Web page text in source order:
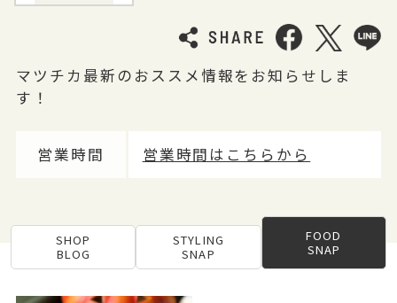
マツチカ最新のおススメ情報をお知らせしま
す！
営業時間 営業時間はこちらから
SHOP
BLOG
STYLING
SNAP
FOOD
SNAP